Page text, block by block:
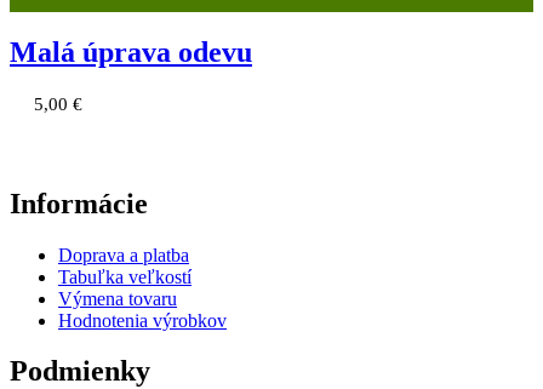
Malá úprava odevu
5,00 €
Informácie
Doprava a platba
Tabuľka veľkostí
Výmena tovaru
Hodnotenia výrobkov
Podmienky